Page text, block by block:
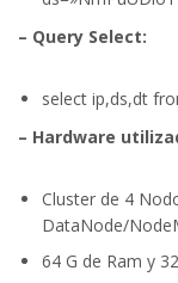
– Query Select:
select ip,ds,dt
– Hardware
Cluster de 4
DataNode/
64 G de Ram y